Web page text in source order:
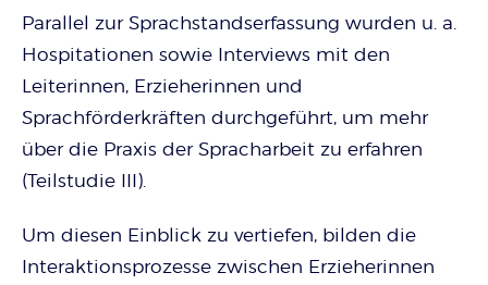
Parallel zur Sprachstandserfassung wurden u. a.
Hospitationen sowie Interviews mit den
Leiterinnen, Erzieherinnen und
Sprachförderkräften durchgeführt, um mehr
über die Praxis der Spracharbeit zu erfahren
(Teilstudie III).
Um diesen Einblick zu vertiefen, bilden die
Interaktionsprozesse zwischen Erzieherinnen